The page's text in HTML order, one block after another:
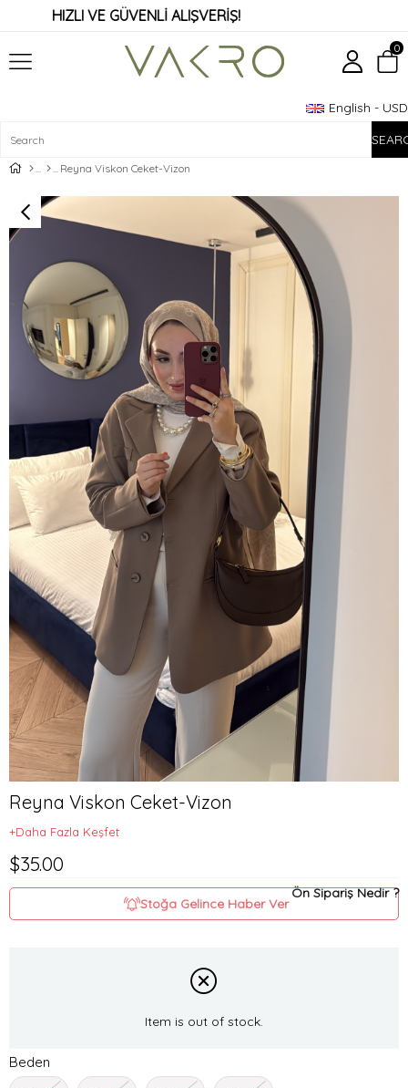
HIZLI VE GÜVENLİ ALIŞVERİŞ!
English - USD
0
Reyna Viskon Ceket-Vizon
Reyna Viskon Ceket-Vizon
+Daha Fazla Keşfet
$35.00
Ön Sipariş Nedir ?
Stoğa Gelince Haber Ver
Item is out of stock.
Beden